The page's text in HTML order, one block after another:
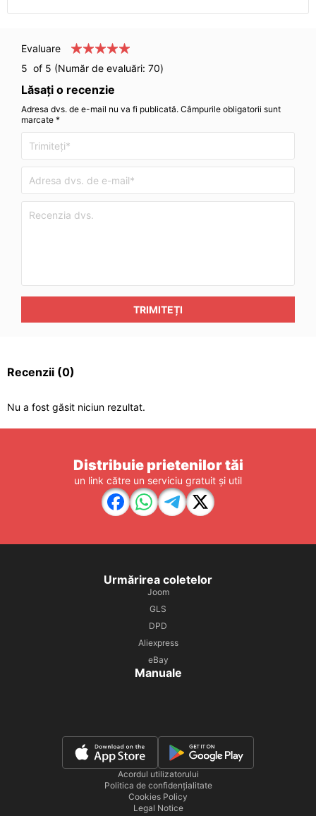
Evaluare
5 of 5 (Număr de evaluări: 70)
Lăsați o recenzie
Adresa dvs. de e-mail nu va fi publicată. Câmpurile obligatorii sunt
marcate *
TRIMITEȚI
Recenzii (0)
Nu a fost găsit niciun rezultat.
Distribuie prietenilor tăi
un link către un serviciu gratuit și util
Urmărirea coletelor
Joom
GLS
DPD
Aliexpress
eBay
Manuale
Acordul utilizatorului
Politica de confidențialitate
Cookies Policy
Legal Notice